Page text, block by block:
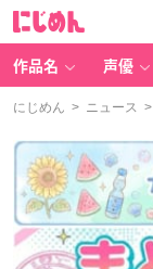
作品名 声優
にじめん > ニュース >